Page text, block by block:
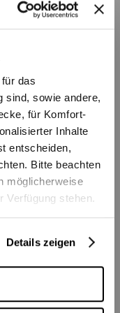
das
sind, sowie andere,
für Komfort-
Inhalte
entscheiden,
Bitte beachten
möglicherweise
Verfügung stehen.
Details zeigen
Philharmoniker
Yorker
vorstellte – so
Suite, die
und einem
im Winter
von
seine
Mal in Bern:
Dalia